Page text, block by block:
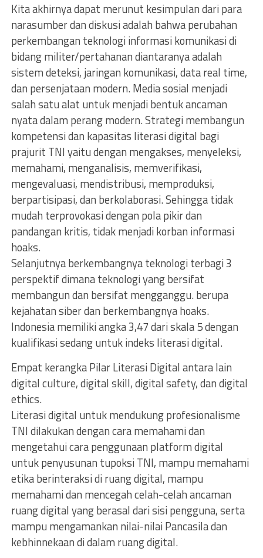
Kita akhirnya dapat merunut kesimpulan dari para
narasumber dan diskusi adalah bahwa perubahan
perkembangan teknologi informasi komunikasi di
bidang militer/pertahanan diantaranya adalah
sistem deteksi, jaringan komunikasi, data real time,
dan persenjataan modern. Media sosial menjadi
salah satu alat untuk menjadi bentuk ancaman
nyata dalam perang modern. Strategi membangun
kompetensi dan kapasitas literasi digital bagi
prajurit TNI yaitu dengan mengakses, menyeleksi,
memahami, menganalisis, memverifikasi,
mengevaluasi, mendistribusi, memproduksi,
berpartisipasi, dan berkolaborasi. Sehingga tidak
mudah terprovokasi dengan pola pikir dan
pandangan kritis, tidak menjadi korban informasi
hoaks.
Selanjutnya berkembangnya teknologi terbagi 3
perspektif dimana teknologi yang bersifat
membangun dan bersifat mengganggu. berupa
kejahatan siber dan berkembangnya hoaks.
Indonesia memiliki angka 3,47 dari skala 5 dengan
kualifikasi sedang untuk indeks literasi digital.
Empat kerangka Pilar Literasi Digital antara lain
digital culture, digital skill, digital safety, dan digital
ethics.
Literasi digital untuk mendukung profesionalisme
TNI dilakukan dengan cara memahami dan
mengetahui cara penggunaan platform digital
untuk penyusunan tupoksi TNI, mampu memahami
etika berinteraksi di ruang digital, mampu
memahami dan mencegah celah-celah ancaman
ruang digital yang berasal dari sisi pengguna, serta
mampu mengamankan nilai-nilai Pancasila dan
kebhinnekaan di dalam ruang digital.